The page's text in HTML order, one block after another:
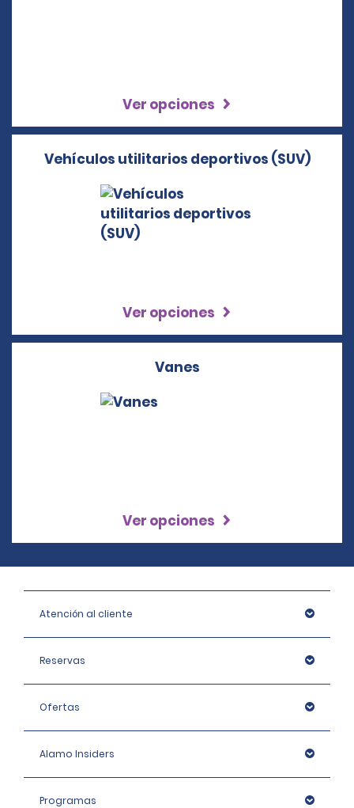
Ver opciones
Vehículos utilitarios deportivos (SUV)
Ver opciones
Vanes
Ver opciones
Atención al cliente
Reservas
Ofertas
Alamo Insiders
Programas